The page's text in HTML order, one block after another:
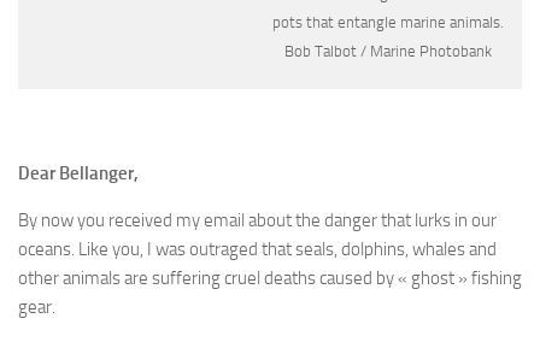
pots that entangle marine animals.
Bob Talbot / Marine Photobank
Dear Bellanger,
By now you received my email about the danger that lurks in our
oceans. Like you, I was outraged that seals, dolphins, whales and
other animals are suffering cruel deaths caused by « ghost » fishing
gear.